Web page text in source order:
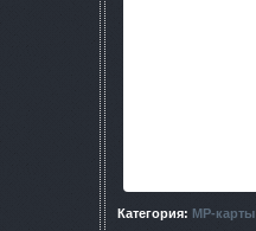
Категория: МР-карты